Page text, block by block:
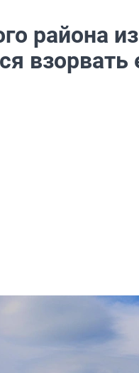
района
взорвать